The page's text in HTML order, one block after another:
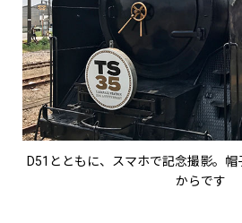
D51とともに、スマホで記念撮影。
からです